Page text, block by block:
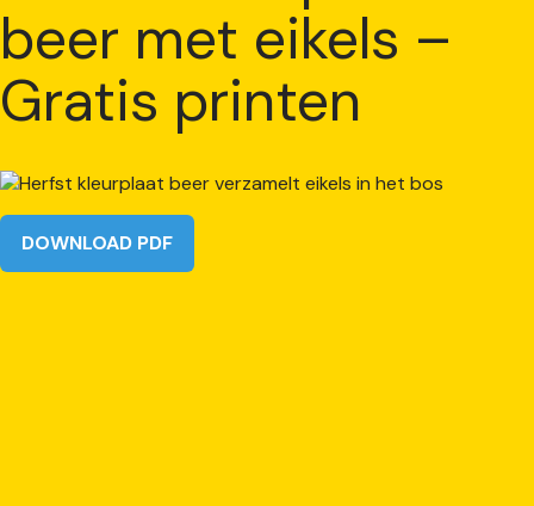
beer met eikels –
Gratis printen
DOWNLOAD PDF